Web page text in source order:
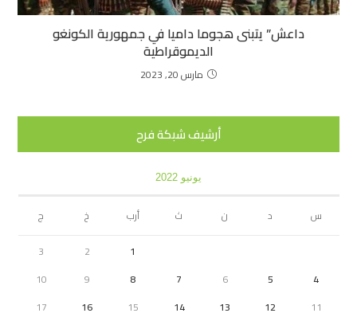
داعش” يتبنى هجوما داميا في جمهورية الكونغو
الديموقراطية
مارس 20, 2023
أرشيف شبكة فرح
يونيو 2022
س د ن ث أرب خ
ج
1
2
3
4
5
6
7
8
9
10
11
12
13
14
15
16
17